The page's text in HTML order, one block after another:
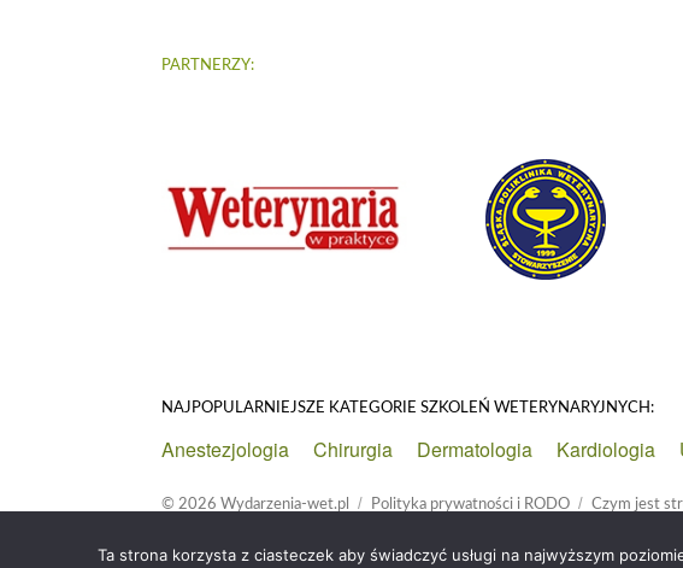
PARTNERZY:
NAJPOPULARNIEJSZE KATEGORIE SZKOLEŃ WETERYNARYJNYCH:
Anestezjologia Chirurgia Dermatologia Kardiologia
© 2026Wydarzenia-wet.pl Polityka prywatności i RODO Czym jest
Ta strona korzysta z ciasteczek aby świadczyć usługi na najwyższym